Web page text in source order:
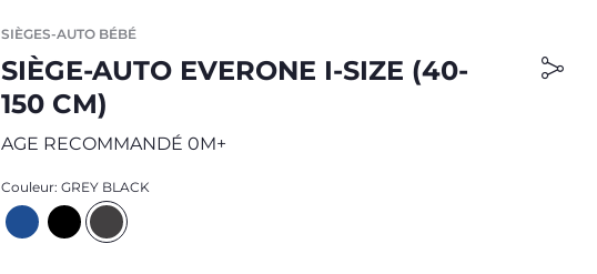
SIÈGES-AUTO BÉBÉ
SIÈGE-AUTO EVERONE I-SIZE (40-
150 CM)
AGE RECOMMANDÉ 0M+
Couleur: GREY BLACK